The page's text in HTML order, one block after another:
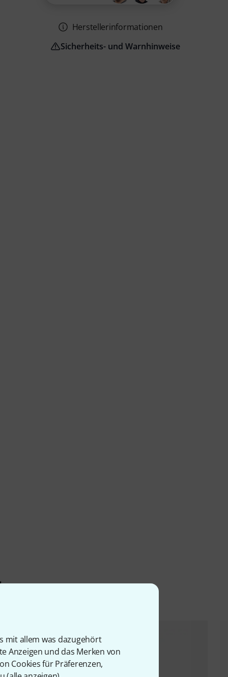
mit allem was dazugehört
Anzeigen und das Merken von
Cookies für Präferenzen,
Herstellerinformationen
Sicherheits- und Warnhinweise